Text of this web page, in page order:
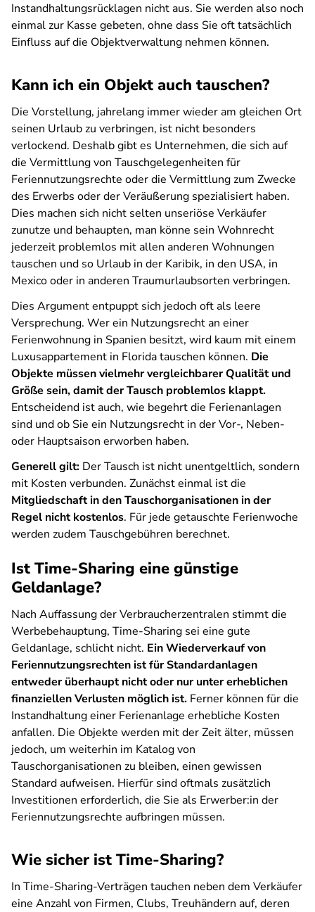
Instandhaltungsrücklagen nicht aus. Sie werden also noch
einmal zur Kasse gebeten, ohne dass Sie oft tatsächlich
Einfluss auf die Objektverwaltung nehmen können.
Kann ich ein Objekt auch tauschen?
Die Vorstellung, jahrelang immer wieder am gleichen Ort
seinen Urlaub zu verbringen, ist nicht besonders
verlockend. Deshalb gibt es Unternehmen, die sich auf
die Vermittlung von Tauschgelegenheiten für
Feriennutzungsrechte oder die Vermittlung zum Zwecke
des Erwerbs oder der Veräußerung spezialisiert haben.
Dies machen sich nicht selten unseriöse Verkäufer
zunutze und behaupten, man könne sein Wohnrecht
jederzeit problemlos mit allen anderen Wohnungen
tauschen und so Urlaub in der Karibik, in den USA, in
Mexico oder in anderen Traumurlaubsorten verbringen.
Dies Argument entpuppt sich jedoch oft als leere
Versprechung. Wer ein Nutzungsrecht an einer
Ferienwohnung in Spanien besitzt, wird kaum mit einem
Luxusappartement in Florida tauschen können. Die
Objekte müssen vielmehr vergleichbarer Qualität und
Größe sein, damit der Tausch problemlos klappt.
Entscheidend ist auch, wie begehrt die Ferienanlagen
sind und ob Sie ein Nutzungsrecht in der Vor-, Neben-
oder Hauptsaison erworben haben.
Generell gilt: Der Tausch ist nicht unentgeltlich, sondern
mit Kosten verbunden. Zunächst einmal ist die
Mitgliedschaft in den Tauschorganisationen in der
Regel nicht kostenlos. Für jede getauschte Ferienwoche
werden zudem Tauschgebühren berechnet.
Ist Time-Sharing eine günstige
Geldanlage?
Nach Auffassung der Verbraucherzentralen stimmt die
Werbebehauptung, Time-Sharing sei eine gute
Geldanlage, schlicht nicht. Ein Wiederverkauf von
Feriennutzungsrechten ist für Standardanlagen
entweder überhaupt nicht oder nur unter erheblichen
finanziellen Verlusten möglich ist. Ferner können für die
Instandhaltung einer Ferienanlage erhebliche Kosten
anfallen. Die Objekte werden mit der Zeit älter, müssen
jedoch, um weiterhin im Katalog von
Tauschorganisationen zu bleiben, einen gewissen
Standard aufweisen. Hierfür sind oftmals zusätzlich
Investitionen erforderlich, die Sie als Erwerber:in der
Feriennutzungsrechte aufbringen müssen.
Wie sicher ist Time-Sharing?
In Time-Sharing-Verträgen tauchen neben dem Verkäufer
eine Anzahl von Firmen, Clubs, Treuhändern auf, deren